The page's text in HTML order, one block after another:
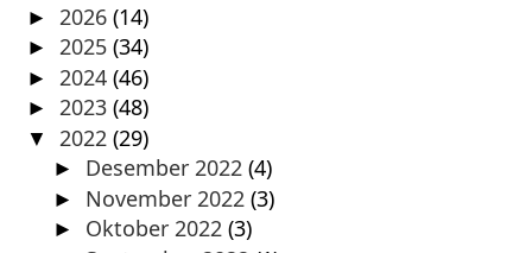
► 2026(14)
►2025(34)
► 2024(46)
►2023(48)
▼ 2022(29)
► Desember 2022 (4)
► November 2022 (3)
► Oktober 2022 (3)